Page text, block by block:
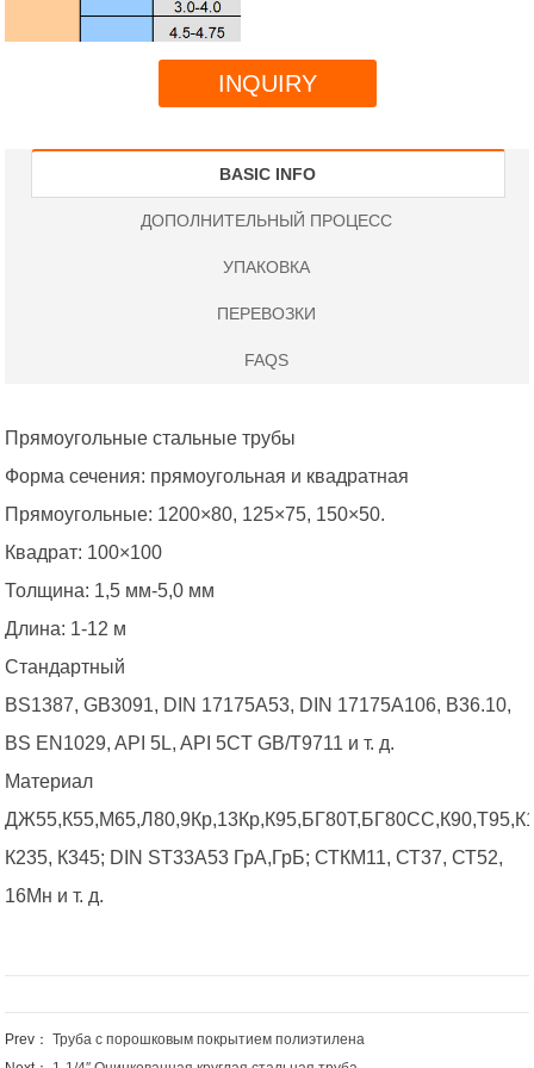
INQUIRY
BASIC INFO
ДОПОЛНИТЕЛЬНЫЙ ПРОЦЕСС
УПАКОВКА
ПЕРЕВОЗКИ
FAQS
Прямоугольные стальные трубы
Форма сечения: прямоугольная и квадратная
Прямоугольные: 1200×80, 125×75, 150×50.
Квадрат: 100×100
Толщина: 1,5 мм-5,0 мм
Длина: 1-12 м
Стандартный
BS1387, GB3091, DIN 17175A53, DIN 17175A106, B36.10,
BS EN1029, API 5L, API 5CT GB/T9711 и т. д.
Материал
К235, К345; DIN ST33A53 ГрА,ГрБ; СТКМ11, СТ37, СТ52,
16Мн и т. д.
Prev：Труба с порошковым покрытием полиэтилена